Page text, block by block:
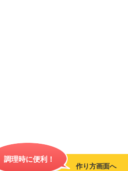
調理時に便利！
作り方画面へ